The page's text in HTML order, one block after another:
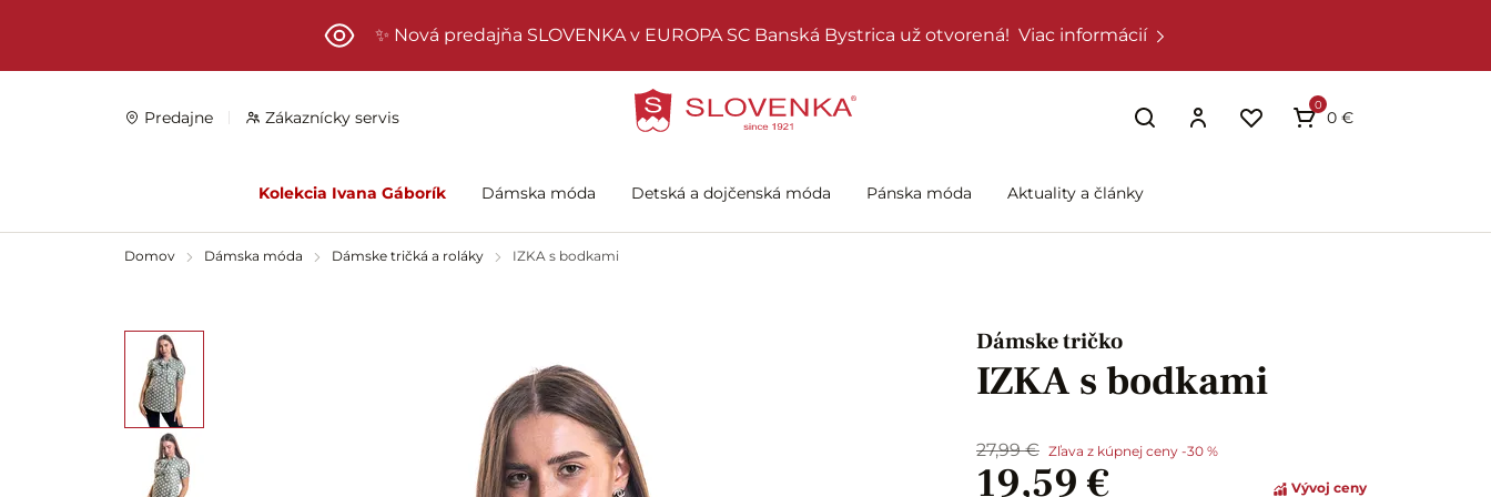
✨ Nová predajňa SLOVENKA v EUROPA SC Banská Bystrica už otvorená! Viac informácií
Predajne Zákaznícky servis
0
0 €
Kolekcia Ivana Gáborík Dámska móda Detská a dojčenská móda Pánska móda Aktuality a články
Domov Dámska móda Dámske tričká a roláky IZKA s bodkami
Dámske tričko
IZKA s bodkami
27,99 € Zľava z kúpnej ceny -30 %
19,59 € Vývoj ceny